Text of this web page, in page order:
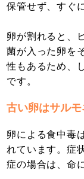
保管せず、すぐ
卵が割れると、
菌が入った卵を
性もあるため、
です。
古い卵はサルモ
卵による食中毒
れています。症
症の場合は、命